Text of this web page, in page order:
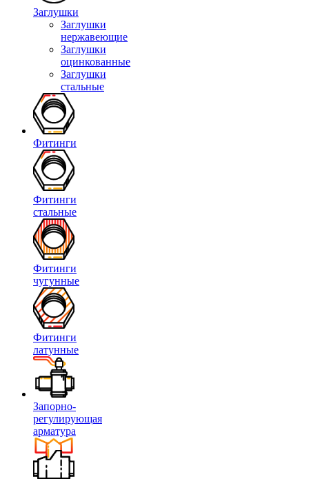
Заглушки
Заглушки
нержавеющие
Заглушки
оцинкованные
Заглушки
стальные
Фитинги
Фитинги
стальные
Фитинги
чугунные
Фитинги
латунные
Запорно-
регулирующая
арматура